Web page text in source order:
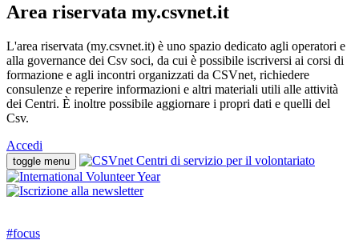
Area riservata my.csvnet.it
L'area riservata (my.csvnet.it) è uno spazio dedicato agli operatori e
alla governance dei Csv soci, da cui è possibile iscriversi ai corsi di
formazione e agli incontri organizzati da CSVnet, richiedere
consulenze e reperire informazioni e altri materiali utili alle attività
dei Centri. È inoltre possibile aggiornare i propri dati e quelli del
Csv.
Accedi
toggle menu
#focus